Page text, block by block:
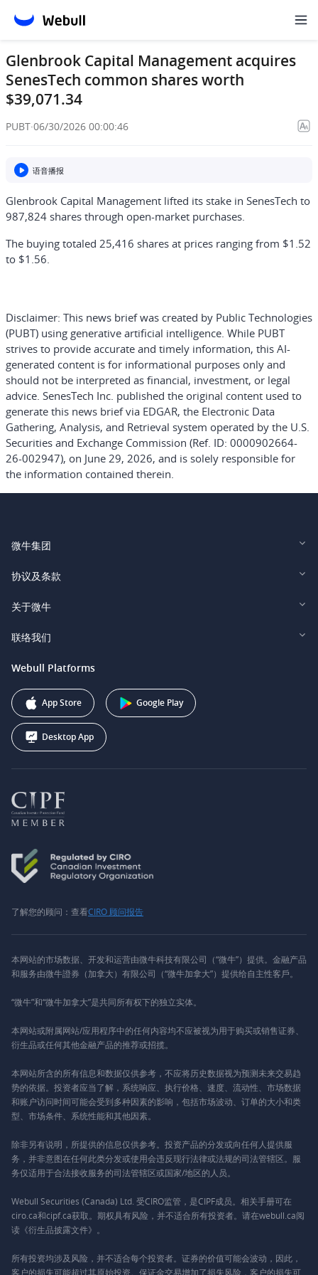
Glenbrook Capital Management acquires
SenesTech common shares worth
$39,071.34
PUBT·06/30/2026 00:00:46
语音播报
Glenbrook Capital Management lifted its stake in SenesTech to
987,824 shares through open-market purchases.
The buying totaled 25,416 shares at prices ranging from $1.52
to $1.56.
Disclaimer: This news brief was created by Public Technologies
(PUBT) using generative artificial intelligence. While PUBT
strives to provide accurate and timely information, this AI-
generated content is for informational purposes only and
should not be interpreted as financial, investment, or legal
advice. SenesTech Inc. published the original content used to
generate this news brief via EDGAR, the Electronic Data
Gathering, Analysis, and Retrieval system operated by the U.S.
Securities and Exchange Commission (Ref. ID: 0000902664-
26-002947), on June 29, 2026, and is solely responsible for
the information contained therein.
微牛集团
Webull Financial LLC (US)
Webull Securities South Africa (Pty) Ltd.
Webull Securities (Australia) Pty. Ltd.
Webull Corporation
协议及条款
Legal and Disclosures
关于微牛
投资者关系
联络我们
support@webull.ca
+1 (888) 228-0958
Webull Platforms
App Store Google Play
Desktop App
了解您的顾问：查看CIRO 顾问报告
本网站的市场数据、开发和运营由微牛科技有限公司（“微牛”）提供。金融产品
和服务由微牛證券（加拿大）有限公司（“微牛加拿大”）提供给自主性客戶。
“微牛”和“微牛加拿大”是共同所有权下的独立实体。
本网站或附属网站/应用程序中的任何内容均不应被视为用于购买或销售证券、
衍生品或任何其他金融产品的推荐或招揽。
本网站所含的所有信息和数据仅供参考，不应将历史数据视为预测未来交易趋
势的依据。投资者应当了解，系统响应、执行价格、速度、流动性、市场数据
和账户访问时间可能会受到多种因素的影响，包括市场波动、订单的大小和类
型、市场条件、系统性能和其他因素。
除非另有说明，所提供的信息仅供参考。投资产品的分发或向任何人提供服
务，并非意图在任何此类分发或使用会违反现行法律或法规的司法管辖区。服
务仅适用于合法接收服务的司法管辖区或国家/地区的人员。
Webull Securities (Canada) Ltd. 受CIRO监管，是CIPF成员。相关手册可在
ciro.ca和cipf.ca获取。期权具有风险，并不适合所有投资者。请在webull.ca阅
读《衍生品披露文件》。
所有投资均涉及风险，并不适合每个投资者。证券的价值可能会波动，因此，
客户的损失可能超过其原始投资。保证金交易增加了损失风险，客户的损失可